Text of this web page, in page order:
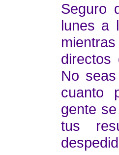
Seguro
lunes a
directos
No
cuanto
gente
tus